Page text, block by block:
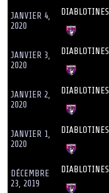
JANVIER 4,
2020
DIABLOTINES
JANVIER 3,
2020
DIABLOTINES
JANVIER 2,
2020
DIABLOTINES
JANVIER 1,
2020
DIABLOTINES
DÉCEMBRE
23, 2019
DIABLOTINES